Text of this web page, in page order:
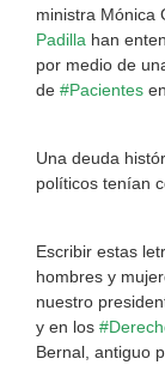
ministra Mónica
Padilla han
por medio de
de #Pacientes
Una deuda
políticos tenían
Escribir estas
hombres y
nuestro
y en los
Bernal, antiguo